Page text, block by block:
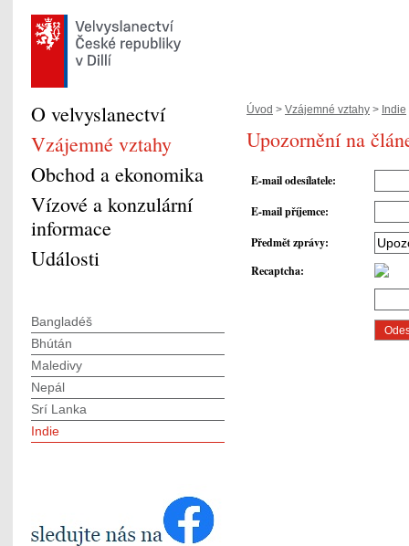
Úvod > Vzájemné vztahy > Indie
Upozornění na
E-mail odesílatele:
E-mail příjemce:
Předmět zprávy:
Recaptcha:
O velvyslanectví
Vzájemné vztahy
Obchod a ekonomika
Vízové a konzulární
informace
Události
Bangladéš
Bhútán
Maledivy
Nepál
Srí Lanka
Indie